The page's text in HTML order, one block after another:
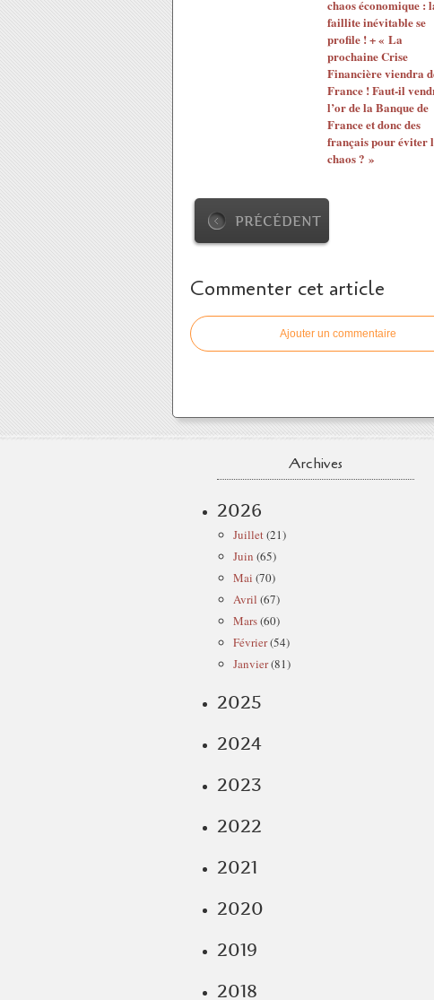
chaos économique :
faillite inévitable se
profile ! + « La
prochaine Crise
Financière viendra
France ! Faut-il
l’or de la Banque de
France et donc des
français pour éviter
chaos ? »
PRÉCÉDENT
Commenter cet article
Ajouter un commentaire
Archives
2026
Juillet(21)
Juin (65)
Mai (70)
Avril (67)
Mars(60)
Février(54)
Janvier(81)
2025
2024
2023
2022
2021
2020
2019
2018